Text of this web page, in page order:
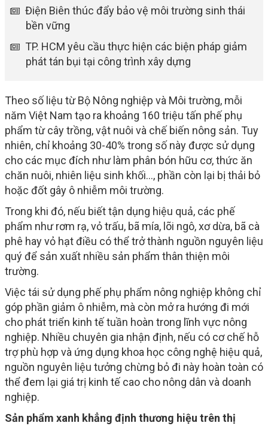
Điện Biên thúc đẩy bảo vệ môi trường sinh thái
bền vững
TP. HCM yêu cầu thực hiện các biện pháp giảm
phát tán bụi tại công trình xây dựng
Theo số liệu từ Bộ Nông nghiệp và Môi trường, mỗi
năm Việt Nam tạo ra khoảng 160 triệu tấn phế phụ
phẩm từ cây trồng, vật nuôi và chế biến nông sản. Tuy
nhiên, chỉ khoảng 30-40% trong số này được sử dụng
cho các mục đích như làm phân bón hữu cơ, thức ăn
chăn nuôi, nhiên liệu sinh khối…, phần còn lại bị thải bỏ
hoặc đốt gây ô nhiễm môi trường.
Trong khi đó, nếu biết tận dụng hiệu quả, các phế
phẩm như rơm rạ, vỏ trấu, bã mía, lõi ngô, xơ dừa, bã cà
phê hay vỏ hạt điều có thể trở thành nguồn nguyên liệu
quý để sản xuất nhiều sản phẩm thân thiện môi
trường.
Việc tái sử dụng phế phụ phẩm nông nghiệp không chỉ
góp phần giảm ô nhiễm, mà còn mở ra hướng đi mới
cho phát triển kinh tế tuần hoàn trong lĩnh vực nông
nghiệp. Nhiều chuyên gia nhận định, nếu có cơ chế hỗ
trợ phù hợp và ứng dụng khoa học công nghệ hiệu quả,
nguồn nguyên liệu tưởng chừng bỏ đi này hoàn toàn có
thể đem lại giá trị kinh tế cao cho nông dân và doanh
nghiệp.
Sản phẩm xanh khẳng định thương hiệu trên thị